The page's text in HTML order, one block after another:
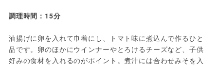
調理時間：15分
油揚げに卵を入れて巾着にし、トマト味に煮込んで作るひと
品です。卵のほかにウインナーやとろけるチーズなど、子供
好みの食材を入れるのがポイント。煮汁には合わせみそを入